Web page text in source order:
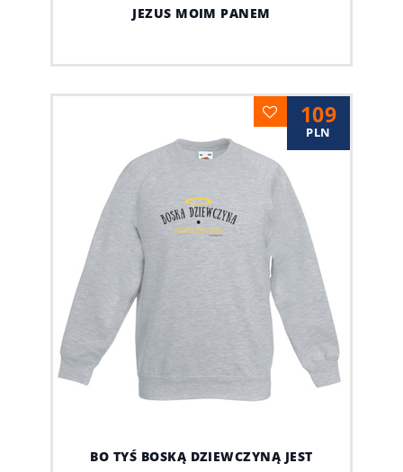
JEZUS MOIM PANEM
109
PLN
BO TYŚ BOSKĄ DZIEWCZYNĄ JEST